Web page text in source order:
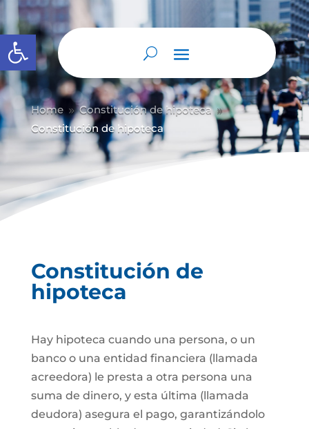
Abrir barra de herramientas
Home 9 Constitución de hipoteca 9
Constitución de hipoteca
Constitución de
hipoteca
Hay hipoteca cuando una persona, o un
banco o una entidad financiera (llamada
acreedora) le presta a otra persona una
suma de dinero, y esta última (llamada
deudora) asegura el pago, garantizándolo